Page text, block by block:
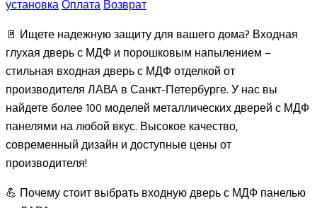
установкаОплатаВозврат
🚪 Ищете надежную защиту для вашего дома? Входная
глухая дверь с МДФ и порошковым напылением –
стильная входная дверь с МДФ отделкой от
производителя ЛАВА в Санкт-Петербурге. У нас вы
найдете более 100 моделей металлических дверей с МДФ
панелями на любой вкус. Высокое качество,
современный дизайн и доступные цены от
производителя!
💪 Почему стоит выбрать входную дверь с МДФ панелью